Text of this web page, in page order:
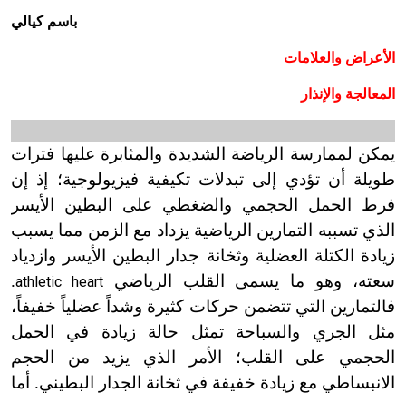
باسم كيالي
الأعراض والعلامات
المعالجة والإنذار
يمكن لممارسة الرياضة الشديدة والمثابرة عليها فترات
طويلة أن تؤدي إلى تبدلات تكيفية فيزيولوجية؛ إذ إن
فرط الحمل الحجمي والضغطي على البطين الأيسر
الذي تسببه التمارين الرياضية يزداد مع الزمن مما يسبب
زيادة الكتلة العضلية وثخانة جدار البطين الأيسر وازدياد
سعته، وهو ما يسمى القلب الرياضيathletic heart
.
فالتمارين التي تتضمن حركات كثيرة وشداً عضلياً خفيفاً،
مثل الجري والسباحة تمثل حالة زيادة في الحمل
الحجمي على القلب؛ الأمر الذي يزيد من الحجم
الانبساطي مع زيادة خفيفة في ثخانة الجدار البطيني. أما